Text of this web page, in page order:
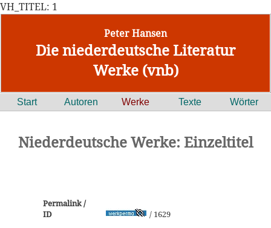
VH_TITEL: 1
Peter Hansen
Die niederdeutsche Literatur
Werke (vnb)
Start Autoren Werke Texte Wörter
Niederdeutsche Werke: Einzeltitel
Permalink /
ID
/ 1629